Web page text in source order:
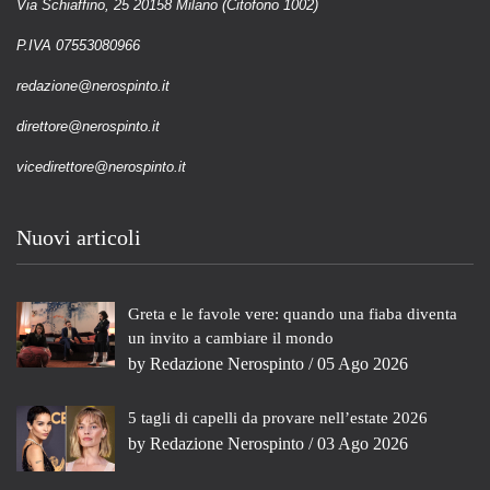
Via Schiaffino, 25 20158 Milano (Citofono 1002)
P.IVA 07553080966
redazione@nerospinto.it
direttore@nerospinto.it
vicedirettore@nerospinto.it
Nuovi articoli
Greta e le favole vere: quando una fiaba diventa
un invito a cambiare il mondo
by Redazione Nerospinto / 05 Ago 2026
5 tagli di capelli da provare nell’estate 2026
by Redazione Nerospinto / 03 Ago 2026